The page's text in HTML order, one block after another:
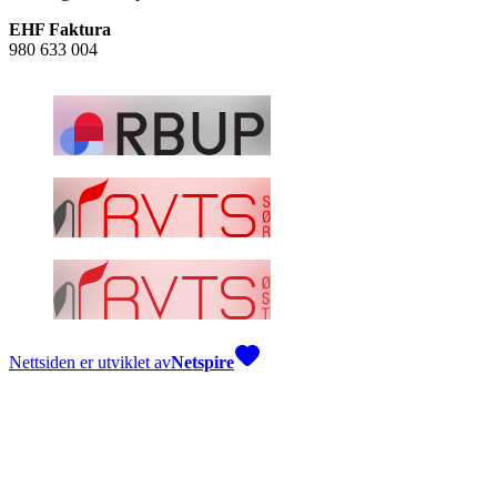
EHF Faktura
980 633 004
Nettsiden er utviklet avNetspire